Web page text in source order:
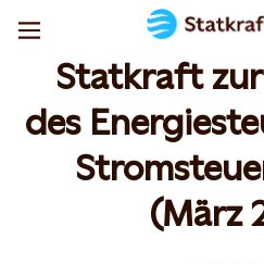
Statkraft
des
(März